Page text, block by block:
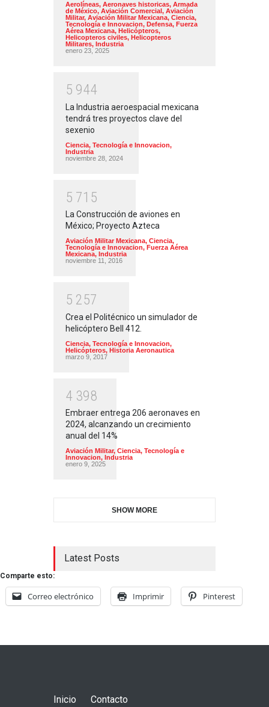
Aerolíneas, Aeronaves historicas, Armada
de México, Aviación Comercial, Aviación
Militar, Aviación Militar Mexicana, Ciencia,
Tecnología e Innovacion, Defensa, Fuerza
Aérea Mexicana, Helicópteros,
Helicopteros civiles, Helicopteros
Militares, Industria
enero 23, 2025
5 944
La Industria aeroespacial mexicana
tendrá tres proyectos clave del
sexenio
Ciencia, Tecnología e Innovacion,
Industria
noviembre 28, 2024
5 71 5
La Construcción de aviones en
México; Proyecto Azteca
Aviación Militar Mexicana, Ciencia,
Tecnología e Innovacion, Fuerza Aérea
Mexicana, Industria
noviembre 11, 2016
5 257
Crea el Politécnico un simulador de
helicóptero Bell 412.
Ciencia, Tecnología e Innovacion,
Helicópteros, Historia Aeronautica
marzo 9, 2017
4 398
Embraer entrega 206 aeronaves en
2024, alcanzando un crecimiento
anual del 14%
Aviación Militar, Ciencia, Tecnología e
Innovacion, Industria
enero 9, 2025
SHOW MORE
Latest Posts
Comparte esto:
Correo electrónico Imprimir Pinterest
Inicio Contacto